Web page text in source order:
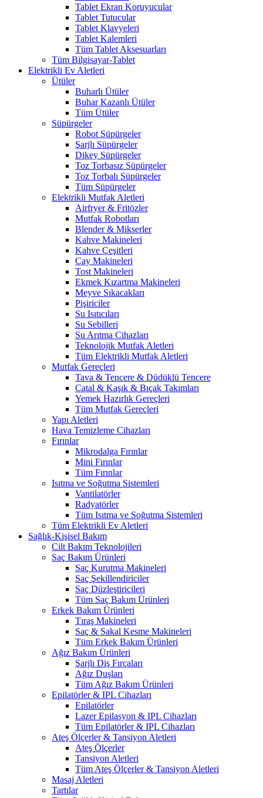
Tablet Ekran Koruyucular
Tablet Tutucular
Tablet Klavyeleri
Tablet Kalemleri
Tüm Tablet Aksesuarları
Tüm Bilgisayar-Tablet
Elektrikli Ev Aletleri
Ütüler
Buharlı Ütüler
Buhar Kazanlı Ütüler
Tüm Ütüler
Süpürgeler
Robot Süpürgeler
Şarjlı Süpürgeler
Dikey Süpürgeler
Toz Torbasız Süpürgeler
Toz Torbalı Süpürgeler
Tüm Süpürgeler
Elektrikli Mutfak Aletleri
Airfryer & Fritözler
Mutfak Robotları
Blender & Mikserler
Kahve Makineleri
Kahve Çeşitleri
Çay Makineleri
Tost Makineleri
Ekmek Kızartma Makineleri
Meyve Sıkacakları
Pişiriciler
Su Isıtıcıları
Su Sebilleri
Su Arıtma Cihazları
Teknolojik Mutfak Aletleri
Tüm Elektrikli Mutfak Aletleri
Mutfak Gereçleri
Tava & Tencere & Düdüklü Tencere
Çatal & Kaşık & Bıçak Takımları
Yemek Hazırlık Gereçleri
Tüm Mutfak Gereçleri
Yapı Aletleri
Hava Temizleme Cihazları
Fırınlar
Mikrodalga Fırınlar
Mini Fırınlar
Tüm Fırınlar
Isıtma ve Soğutma Sistemleri
Vantilatörler
Radyatörler
Tüm Isıtma ve Soğutma Sistemleri
Tüm Elektrikli Ev Aletleri
Sağlık-Kişisel Bakım
Cilt Bakım Teknolojileri
Saç Bakım Ürünleri
Saç Kurutma Makineleri
Saç Şekillendiriciler
Saç Düzleştiricileri
Tüm Saç Bakım Ürünleri
Erkek Bakım Ürünleri
Tıraş Makineleri
Saç & Sakal Kesme Makineleri
Tüm Erkek Bakım Ürünleri
Ağız Bakım Ürünleri
Şarjlı Diş Fırçaları
Ağız Duşları
Tüm Ağız Bakım Ürünleri
Epilatörler & IPL Cihazları
Epilatörler
Lazer Epilasyon & IPL Cihazları
Tüm Epilatörler & IPL Cihazları
Ateş Ölçerler & Tansiyon Aletleri
Ateş Ölçerler
Tansiyon Aletleri
Tüm Ateş Ölçerler & Tansiyon Aletleri
Masaj Aletleri
Tartılar